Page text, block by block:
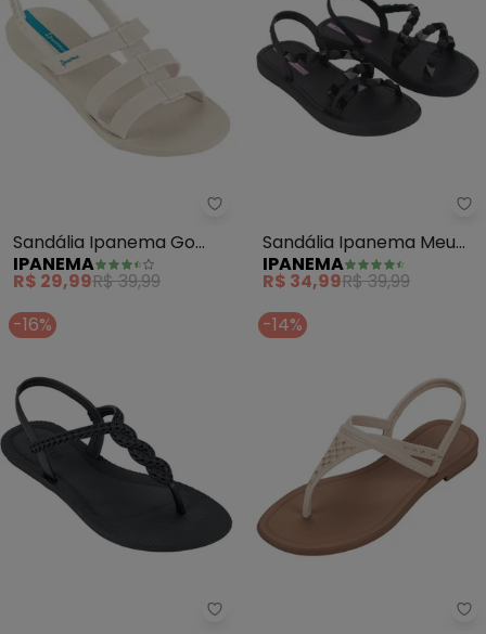
Ipanema - Sandália Ipanema
Sandália Ipanema Go
Style (Bege)
IPANEMA
R$ 29,99R$ 39,99
Sandália Ipanema Meu
Sol (Preto)
IPANEMA
R$ 34,99R$ 39,99
-16%
Grendha - Sandália Grendha
-14%